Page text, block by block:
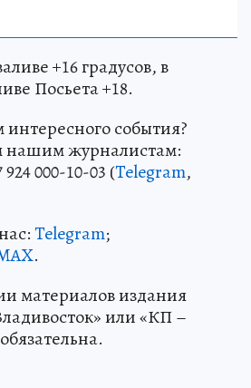
+16 градусов, в
Посьета +18.
события?
нашим журналистам:
000-10-03 (Telegram,
Telegram;
.
материалов издания
или «КП –